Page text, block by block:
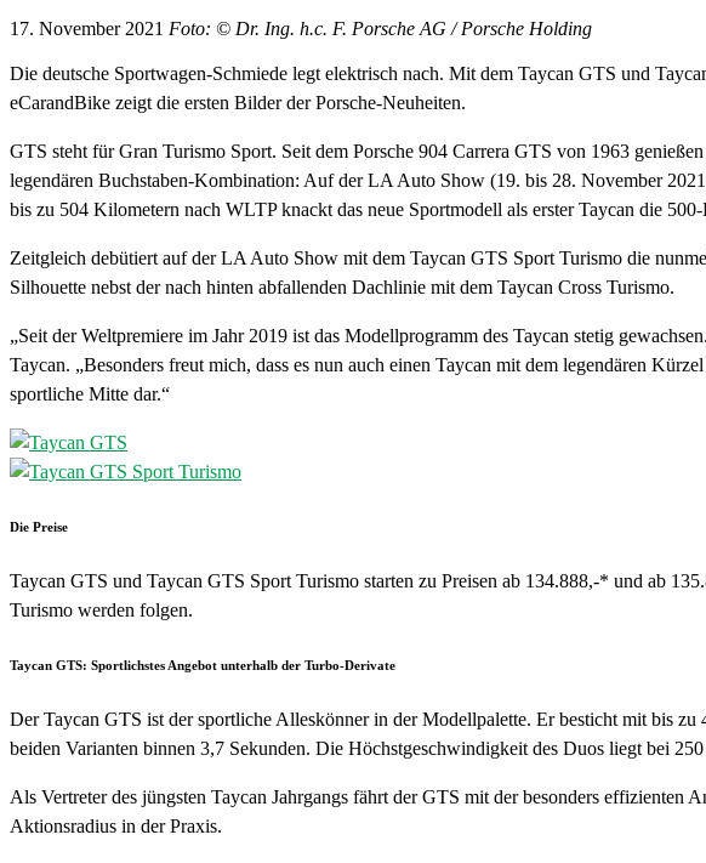
17. November 2021 Foto: © Dr. Ing. h.c. F. Porsche AG / Porsche Holding
Die deutsche Sportwagen-Schmiede legt elektrisch nach. Mit dem Taycan GTS und
eCarandBike zeigt die ersten Bilder der Porsche-Neuheiten.
GTS steht für Gran Turismo Sport. Seit dem Porsche 904 Carrera GTS von 1963
legendären Buchstaben-Kombination: Auf der LA Auto Show (19. bis 28. November
bis zu 504 Kilometern nach WLTP knackt das neue Sportmodell als erster Taycan die
Zeitgleich debütiert auf der LA Auto Show mit dem Taycan GTS Sport Turismo die
Silhouette nebst der nach hinten abfallenden Dachlinie mit dem Taycan Cross Turismo.
„Seit der Weltpremiere im Jahr 2019 ist das Modellprogramm des Taycan stetig
Taycan. „Besonders freut mich, dass es nun auch einen Taycan mit dem legendären
sportliche Mitte dar.“
Die Preise
Taycan GTS und Taycan GTS Sport Turismo starten zu Preisen ab 134.888,-* und ab
Turismo werden folgen.
Taycan GTS: Sportlichstes Angebot unterhalb der Turbo-Derivate
Der Taycan GTS ist der sportliche Alleskönner in der Modellpalette. Er besticht mit bis
beiden Varianten binnen 3,7 Sekunden. Die Höchstgeschwindigkeit des Duos liegt bei
Als Vertreter des jüngsten Taycan Jahrgangs fährt der GTS mit der besonders effizienten
Aktionsradius in der Praxis.